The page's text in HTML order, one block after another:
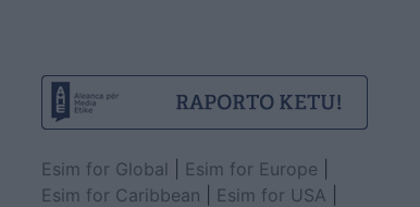
Esim for Global Esim for Europe
Esim for Caribbean
Esim for USA